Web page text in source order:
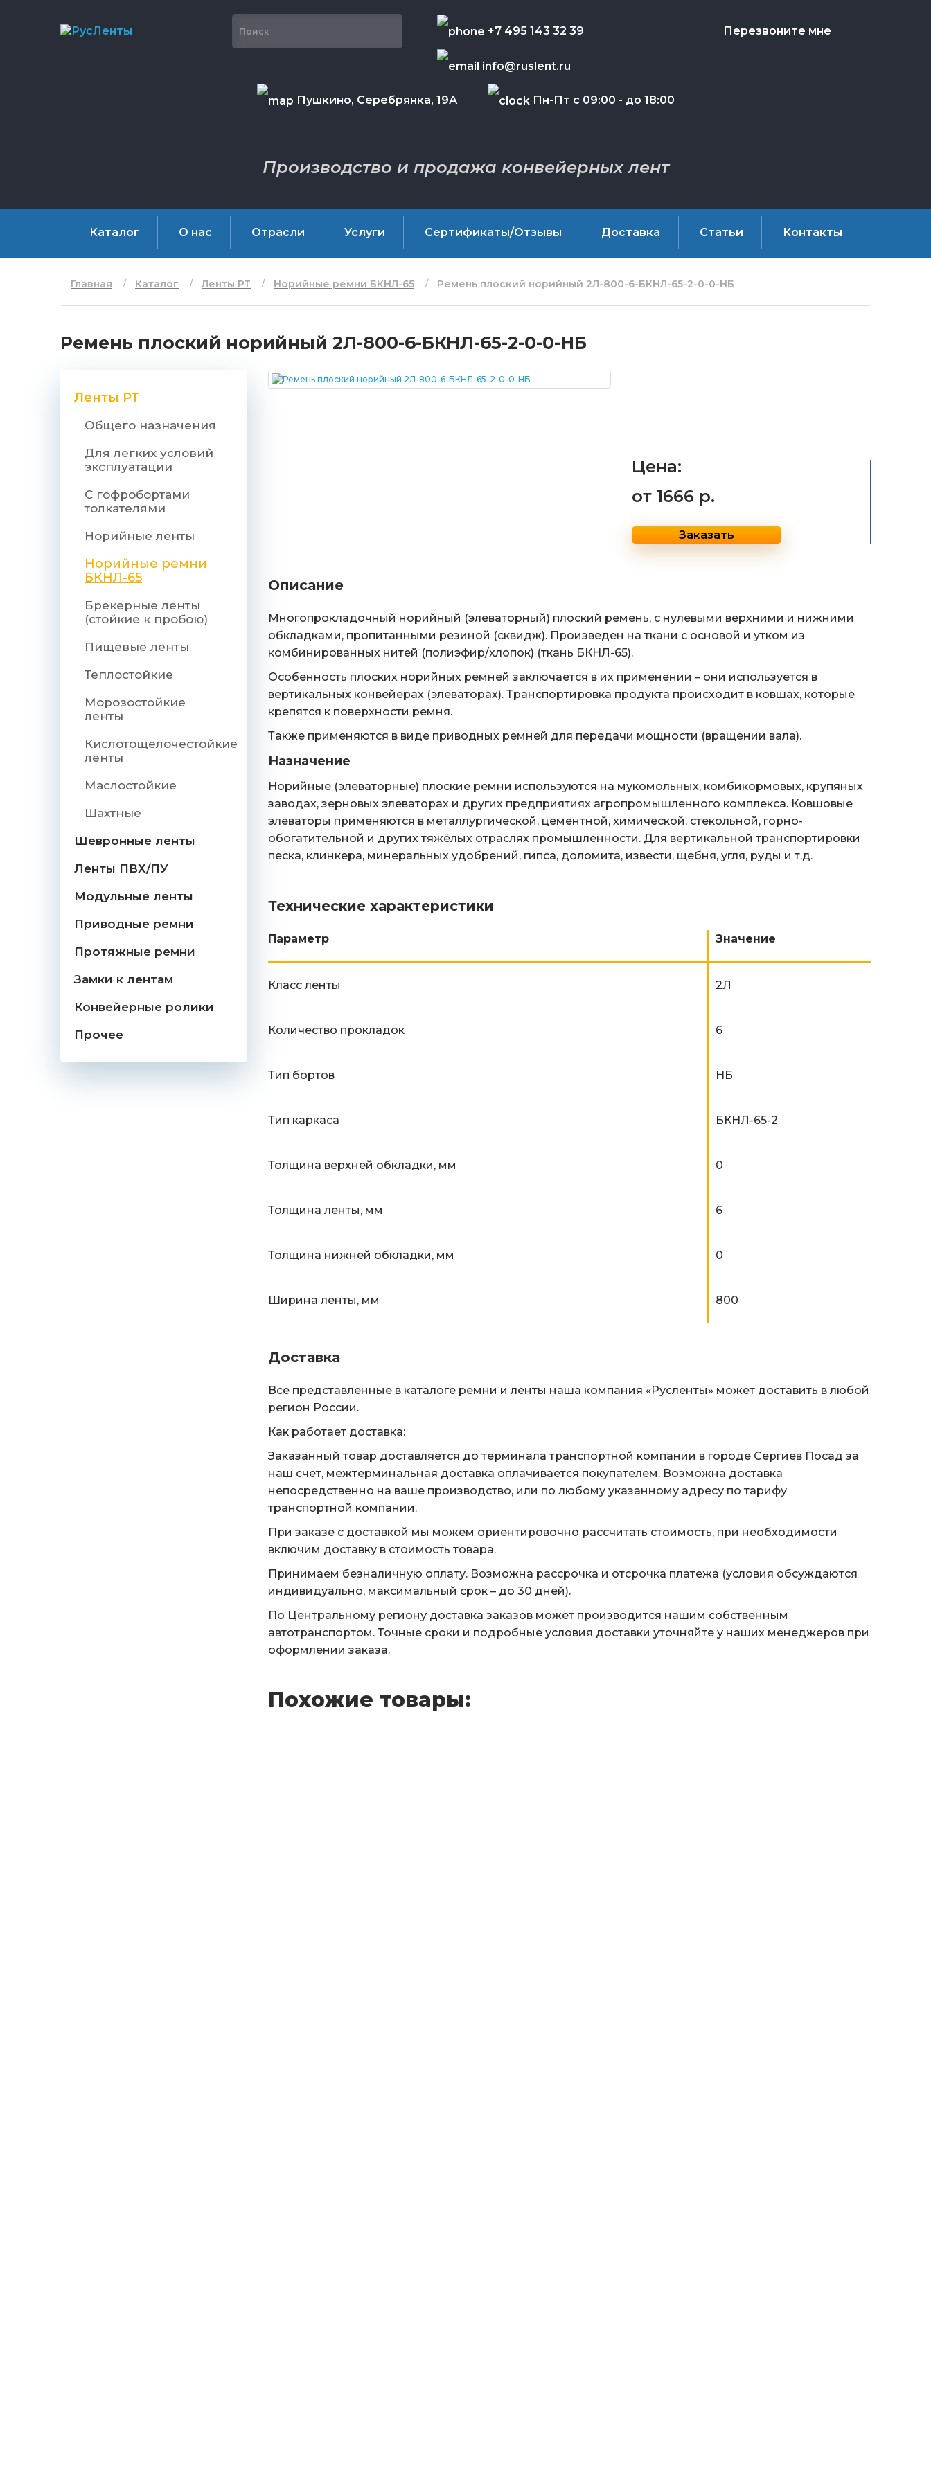
Пушкино, Серебрянка, 19А Пн-Пт с 09:00 - до 18:00
+7 495 143 32 39
info@ruslent.ru
Перезвоните мне
Производство и продажа конвейерных лент
Каталог О нас Отрасли Услуги Сертификаты/Отзывы Доставка Статьи Контакты
Главная Каталог Ленты РТ Норийные ремни БКНЛ-65 Ремень плоский норийный 2Л-800-6-БКНЛ-65-2-0-0-НБ
Ремень плоский норийный 2Л-800-6-БКНЛ-65-2-0-0-НБ
Ленты РТ
Общего назначения
Для легких условий
эксплуатации
С гофробортами
толкателями
Норийные ленты
Норийные ремни
БКНЛ-65
Брекерные ленты
(стойкие к пробою)
Пищевые ленты
Теплостойкие
Морозостойкие
ленты
Кислотощелочестойкие
ленты
Маслостойкие
Шахтные
Шевронные ленты
Ленты ПВХ/ПУ
Модульные ленты
Приводные ремни
Протяжные ремни
Замки к лентам
Конвейерные ролики
Прочее
Цена:
от 1666 р.
Заказать
Описание
Многопрокладочный норийный (элеваторный) плоский ремень, с нулевыми верхними и нижними
обкладками, пропитанными резиной (сквидж). Произведен на ткани с основой и утком из
комбинированных нитей (полиэфир/хлопок) (ткань БКНЛ-65).
Особенность плоских норийных ремней заключается в их применении – они используется в
вертикальных конвейерах (элеваторах). Транспортировка продукта происходит в ковшах, которые
крепятся к поверхности ремня.
Также применяются в виде приводных ремней для передачи мощности (вращении вала).
Назначение
Норийные (элеваторные) плоские ремни используются на мукомольных, комбикормовых, крупяных
заводах, зерновых элеваторах и других предприятиях агропромышленного комплекса. Ковшовые
элеваторы применяются в металлургической, цементной, химической, стекольной, горно-
обогатительной и других тяжёлых отраслях промышленности. Для вертикальной транспортировки
песка, клинкера, минеральных удобрений, гипса, доломита, извести, щебня, угля, руды и т.д.
Технические характеристики
Параметр Значение
Класс ленты 2Л
Количество прокладок 6
Тип бортов НБ
Тип каркаса БКНЛ-65-2
Толщина верхней обкладки, мм 0
Толщина ленты, мм 6
Толщина нижней обкладки, мм 0
Ширина ленты, мм 800
Доставка
Все представленные в каталоге ремни и ленты наша компания «Русленты» может доставить в любой
регион России.
Как работает доставка:
Заказанный товар доставляется до терминала транспортной компании в городе Сергиев Посад за
наш счет, межтерминальная доставка оплачивается покупателем. Возможна доставка
непосредственно на ваше производство, или по любому указанному адресу по тарифу
транспортной компании.
При заказе с доставкой мы можем ориентировочно рассчитать стоимость, при необходимости
включим доставку в стоимость товара.
Принимаем безналичную оплату. Возможна рассрочка и отсрочка платежа (условия обсуждаются
индивидуально, максимальный срок – до 30 дней).
По Центральному региону доставка заказов может производится нашим собственным
автотранспортом. Точные сроки и подробные условия доставки уточняйте у наших менеджеров при
оформлении заказа.
Похожие товары: